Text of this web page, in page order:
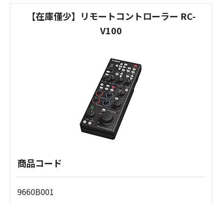
【在庫僅少】リモートコントローラー RC-
V100
商品コード
9660B001